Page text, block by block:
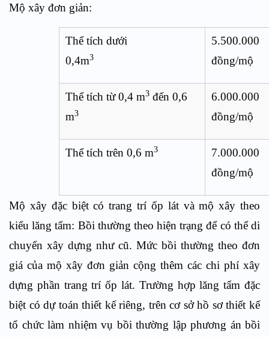
Mộ xây đơn giản:
Thể tích dưới
0,4m3
5.500.000
đồng/mộ
Thể tích từ 0,4 m3đến 0,6
m3
6.000.000
đồng/mộ
Thể tích trên 0,6 m3
7.000.000
đồng/mộ
Mộ xây đặc biệt có trang trí ốp lát và mộ xây theo
kiểu lăng tẩm: Bồi thường theo hiện trạng để có thể di
chuyển xây dựng như cũ. Mức bồi thường theo đơn
giá của mộ xây đơn giản cộng thêm các chi phí xây
dựng phần trang trí ốp lát. Trường hợp lăng tẩm đặc
biệt có dự toán thiết kế riêng, trên cơ sở hồ sơ thiết kế
tổ chức làm nhiệm vụ bồi thường lập phương án bồi